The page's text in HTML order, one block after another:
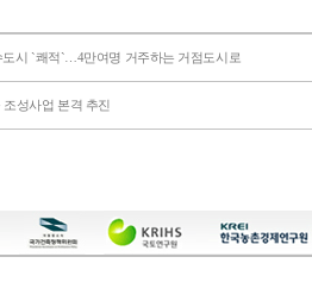
도시 `쾌적`…4만여명 거주하는 거점도시로
조성사업 본격 추진